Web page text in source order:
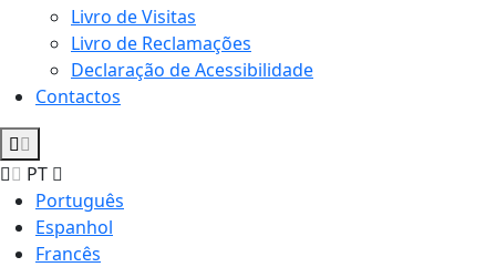
Livro de Visitas
Livro de Reclamações
Declaração de Acessibilidade
Contactos
PT
Português
Espanhol
Francês